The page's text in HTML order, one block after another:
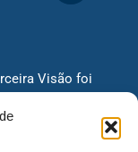
Visão foi
só existiam
continua